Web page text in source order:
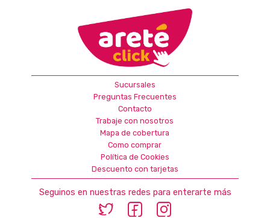
Sucursales
Preguntas Frecuentes
Contacto
Trabaje con nosotros
Mapa de cobertura
Como comprar
Política de Cookies
Descuento con tarjetas
Seguinos en nuestras redes para enterarte más